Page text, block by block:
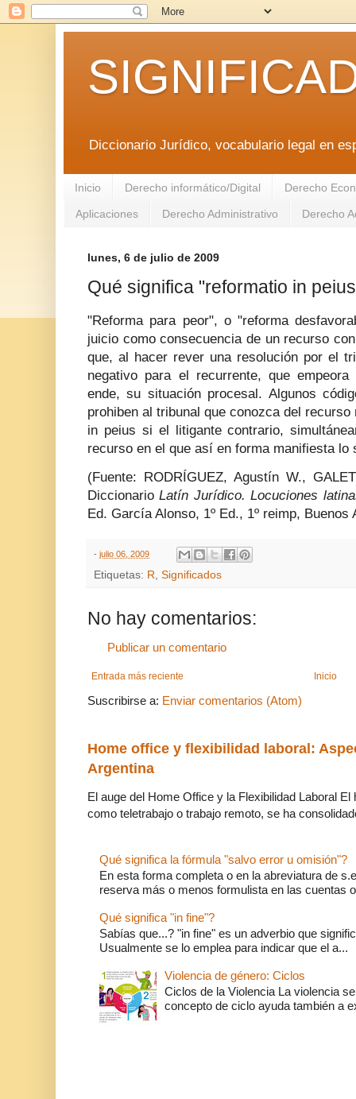
Diccionario Jurídico, vocabulario legal en
Inicio Derecho informático/Digital Derecho
Aplicaciones Derecho Administrativo Derecho
lunes, 6 de julio de 2009
Qué significa "reformatio in
"Reforma para peor", o "reforma
juicio como consecuencia de un recurso
que, al hacer rever una resolución por el
negativo para el recurrente, que
ende, su situación procesal. Algunos
prohiben al tribunal que conozca del
in peius si el litigante contrario,
recurso en el que así en forma manifiesta lo
(Fuente: RODRÍGUEZ, Agustín W.,
DiccionarioLatín Jurídico. Locuciones
Ed. García Alonso, 1º Ed., 1º reimp, Buenos
- julio 06, 2009
Etiquetas: R, Significados
No hay comentarios:
Publicar un comentario
Entrada más reciente Inicio
Suscribirse a: Enviar comentarios (Atom)
Home office y flexibilidad laboral:
Argentina
El auge del Home Office y la Flexibilidad Laboral
como teletrabajo o trabajo remoto, se ha
Qué significa la fórmula "salvo error u omisión"?
En esta forma completa o en la abreviatura de
reserva más o menos formulista en las cuentas
Qué significa "in fine"?
Sabías que...? "in fine" es un adverbio que
Usualmente se lo emplea para indicar que el a...
Violencia de género: Ciclos
Ciclos de la Violencia La violencia
concepto de ciclo ayuda también a